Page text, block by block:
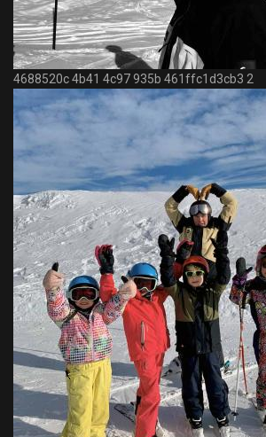
4688520c 4b41 4c97 935b 461ffc1d3cb3 2